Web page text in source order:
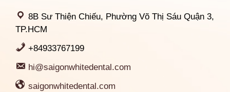
8B Sư Thiện Chiếu, Phường Võ Thị Sáu Quận 3,
TP.HCM
+84933767199
hi@saigonwhitedental.com
saigonwhitedental.com